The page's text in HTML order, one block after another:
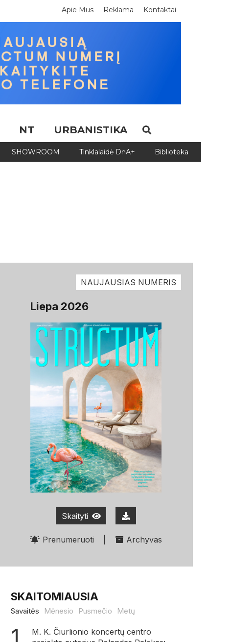
Apie Mus Reklama Kontaktai
NT URBANISTIKA
SHOWROOM Tinklalaidė DnA+ Biblioteka
NAUJAUSIAS NUMERIS
Liepa 2026
Skaityti
Prenumeruoti Archyvas
SKAITOMIAUSIA
Savaitės Mėnesio Pusmečio Metų
M. K. Čiurlionio koncertų centro